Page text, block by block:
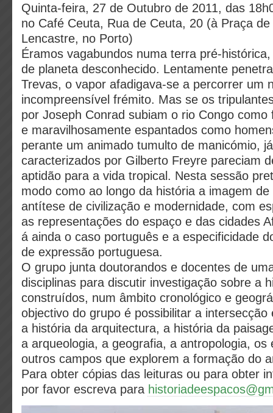
Quinta-feira, 27 de Outubro de 2011, das
no Café Ceuta, Rua de Ceuta, 20 (à Praça
Lencastre, no Porto)
Éramos vagabundos numa terra pré-
de planeta desconhecido. Lentamente
Trevas, o vapor afadigava-se a percorrer um
incompreensível frémito. Mas se os
por Joseph Conrad subiam o rio Congo
e maravilhosamente espantados como
perante um animado tumulto de manicómio,
caracterizados por Gilberto Freyre pareciam
aptidão para a vida tropical. Nesta sessão
modo como ao longo da história a imagem
antítese de civilização e modernidade, com
as representações do espaço e das cidades
á ainda o caso português e a especificidade
de expressão portuguesa.
O grupo junta doutorandos e docentes de
disciplinas para discutir investigação sobre a
construídos, num âmbito cronológico e
objectivo do grupo é possibilitar a
a história da arquitectura, a história da
a arqueologia, a geografia, a antropologia, os
outros campos que explorem a formação do
Para obter cópias das leituras ou para obter
por favor escreva para